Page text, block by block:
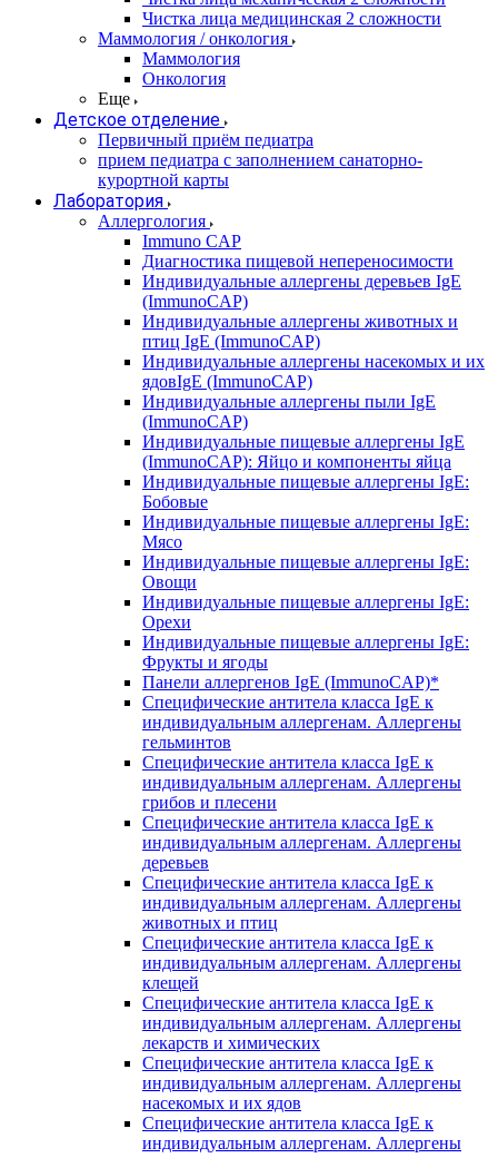
Чистка лица медицинская 2 сложности
Маммология / онкология
Маммология
Онкология
Еще
Детское отделение
Первичный приём педиатра
прием педиатра с заполнением санаторно-
курортной карты
Лаборатория
Аллергология
Immuno CAP
Диагностика пищевой непереносимости
Индивидуальные аллергены деревьев IgE
(ImmunoCAP)
Индивидуальные аллергены животных и
птиц IgE (ImmunoCAP)
Индивидуальные аллергены насекомых и их
ядовIgE (ImmunoCAP)
Индивидуальные аллергены пыли IgE
(ImmunoCAP)
Индивидуальные пищевые аллергены IgE
(ImmunoCAP): Яйцо и компоненты яйца
Индивидуальные пищевые аллергены IgE:
Бобовые
Индивидуальные пищевые аллергены IgE:
Мясо
Индивидуальные пищевые аллергены IgE:
Овощи
Индивидуальные пищевые аллергены IgE:
Орехи
Индивидуальные пищевые аллергены IgE:
Фрукты и ягоды
Панели аллергенов IgE (ImmunoCAP)*
Специфические антитела класса IgE к
индивидуальным аллергенам. Аллергены
гельминтов
Специфические антитела класса IgE к
индивидуальным аллергенам. Аллергены
грибов и плесени
Специфические антитела класса IgE к
индивидуальным аллергенам. Аллергены
деревьев
Специфические антитела класса IgE к
индивидуальным аллергенам. Аллергены
животных и птиц
Специфические антитела класса IgE к
индивидуальным аллергенам. Аллергены
клещей
Специфические антитела класса IgE к
индивидуальным аллергенам. Аллергены
лекарств и химических
Специфические антитела класса IgE к
индивидуальным аллергенам. Аллергены
насекомых и их ядов
Специфические антитела класса IgE к
индивидуальным аллергенам. Аллергены